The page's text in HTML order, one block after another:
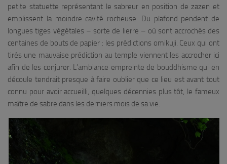
petite statuette représentant le sabreur en position dezazen et
emplissent la moindre cavité rocheuse. Du plafond pendent de
longues tiges végétales – sorte de lierre – où sont accrochés des
centaines de bouts de papier : les prédictions omikuji. Ceux qui ont
tirés une mauvaise prédiction au temple viennent les accrocher ici
afin de les conjurer. L’ambiance empreinte de bouddhisme qui en
découle tendrait presque à faire oublier que ce lieu est avant tout
connu pour avoir accueilli, quelques décennies plus tôt, le fameux
maître de sabre dans les derniers mois de sa vie.